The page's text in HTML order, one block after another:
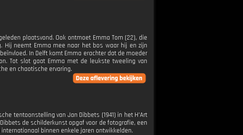
plaatsvond. Ook ontmoet Emma Tom (22), die
Hij neemt Emma mee naar het bos waar hij en zijn
In Delft komt Emma erachter dat de moeder
Tot slot gaat Emma met de leukste tweeling van
en chaotische ervaring.
tentoonstelling van Jan Dibbets (1941) in het H'Art
de schilderkunst opgaf voor de fotografie, een
binnen enkele jaren ontwikkelden.